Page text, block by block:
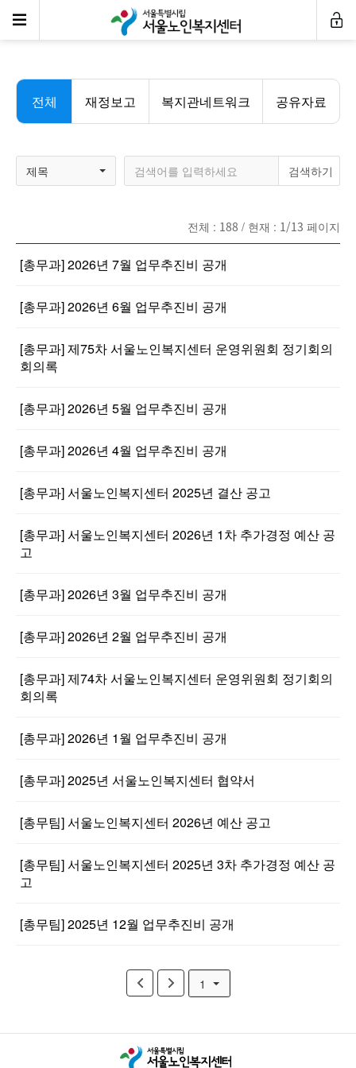
자료실
전체 재정보고 복지관네트워크 공유자료
제목
전체 : 188 / 현재 : 1/13 페이지
[총무과] 2026년 7월 업무추진비 공개
[총무과] 2026년 6월 업무추진비 공개
[총무과] 제75차 서울노인복지센터 운영위원회 정기회의
회의록
[총무과] 2026년 5월 업무추진비 공개
[총무과] 2026년 4월 업무추진비 공개
[총무과] 서울노인복지센터 2025년 결산 공고
[총무과] 서울노인복지센터 2026년 1차 추가경정 예산 공
고
[총무과] 2026년 3월 업무추진비 공개
[총무과] 2026년 2월 업무추진비 공개
[총무과] 제74차 서울노인복지센터 운영위원회 정기회의
회의록
[총무과] 2026년 1월 업무추진비 공개
[총무과] 2025년 서울노인복지센터 협약서
[총무팀] 서울노인복지센터 2026년 예산 공고
[총무팀] 서울노인복지센터 2025년 3차 추가경정 예산 공
고
[총무팀] 2025년 12월 업무추진비 공개
1